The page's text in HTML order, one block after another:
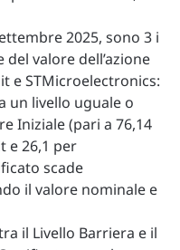
2025, sono 3 i
valore dell’azione
e STMicroelectronics:
un livello uguale o
Iniziale (pari a 76,14
e 26,1 per
scade
il valore nominale e
il Livello Barriera e il